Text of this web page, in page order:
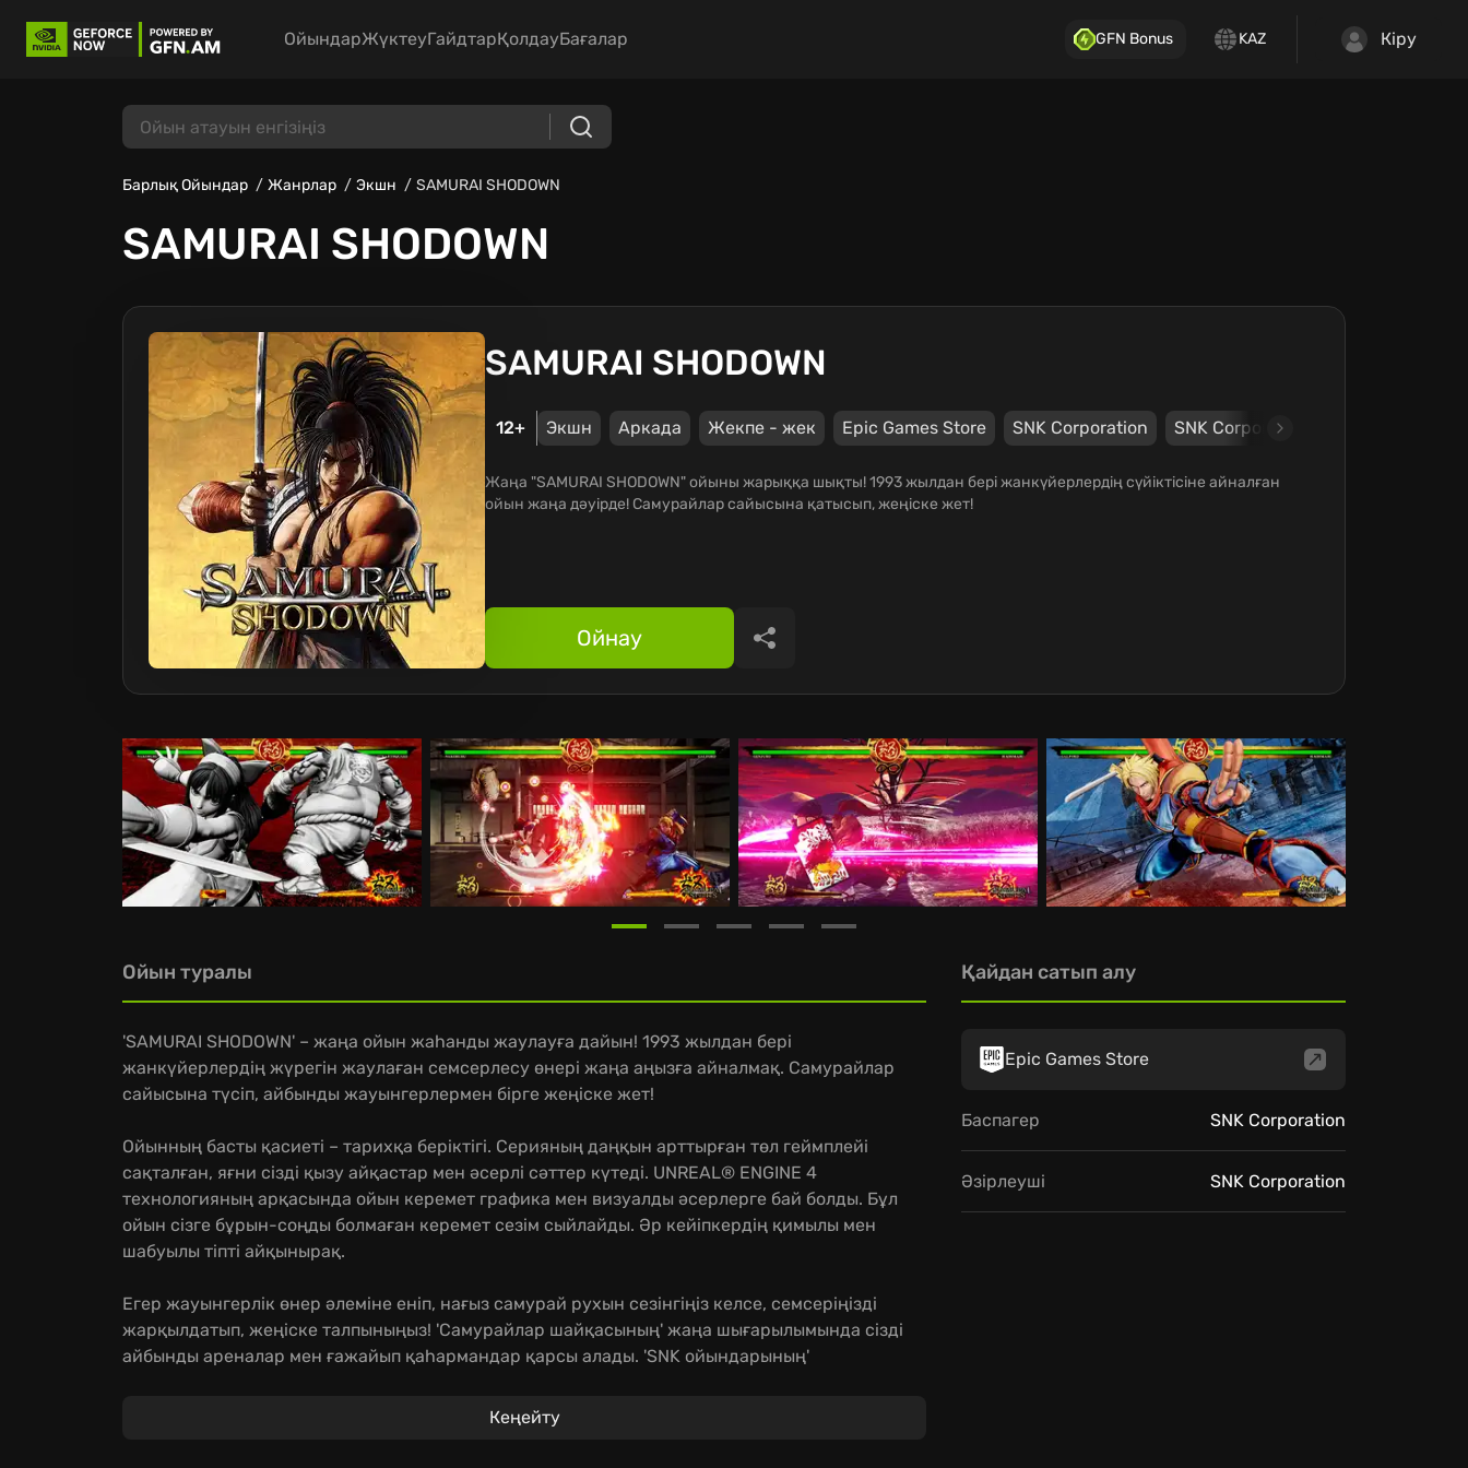
ОйындарЖүктеуГайдтарҚолдауБағалар GFN Bonus KAZ Кіру
Барлық Ойындар Жанрлар Экшн SAMURAI SHODOWN
SAMURAI SHODOWN
SAMURAI SHODOWN
12+ Экшн Аркада Жекпе - жек Epic Games Store SNK Corporation SNK Corporation
Жаңа "SAMURAI SHODOWN" ойыны жарыққа шықты! 1993 жылдан бері жанкүйерлердің сүйіктісіне айналған
ойын жаңа дәуірде! Самурайлар сайысына қатысып, жеңіске жет!
Ойнау Бөлісу
Ойын туралы
'SAMURAI SHODOWN' – жаңа ойын жаһанды жаулауға дайын! 1993 жылдан бері
жанкүйерлердің жүрегін жаулаған семсерлесу өнері жаңа аңызға айналмақ. Самурайлар
сайысына түсіп, айбынды жауынгерлермен бірге жеңіске жет!
Ойынның басты қасиеті – тарихқа беріктігі. Серияның даңқын арттырған төл геймплейі
сақталған, яғни сізді қызу айқастар мен әсерлі сәттер күтеді. UNREAL® ENGINE 4
технологияның арқасында ойын керемет графика мен визуалды әсерлерге бай болды. Бұл
ойын сізге бұрын-соңды болмаған керемет сезім сыйлайды. Әр кейіпкердің қимылы мен
шабуылы тіпті айқынырақ.
Егер жауынгерлік өнер әлеміне еніп, нағыз самурай рухын сезінгіңіз келсе, семсеріңізді
жарқылдатып, жеңіске талпыныңыз! 'Самурайлар шайқасының' жаңа шығарылымында сізді
айбынды ареналар мен ғажайып қаһармандар қарсы алады. 'SNK ойындарының'
'Samurai Spirits' әлеміне саяхат жасап, ескі ойынды жаңа қырынан танып біліңіз!
Кеңейту
Қайдан сатып алу
Epic Games Store
Баспагер SNK Corporation
Әзірлеуші SNK Corporation